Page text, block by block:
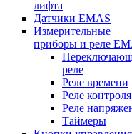
лифта
Датчики EMAS
Измерительные
приборы и реле
реле
Реле времени
Реле контроля
Реле
Таймеры